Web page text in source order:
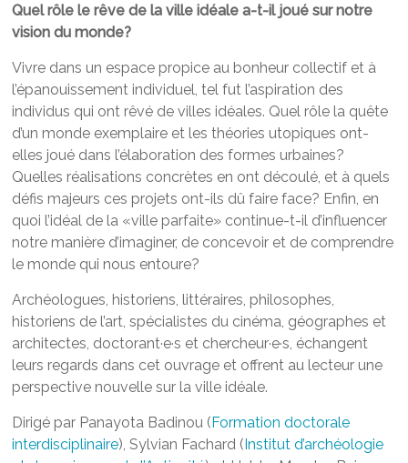
Quel rôle le rêve de la ville idéale a-t-il joué sur notre
vision du monde?
Vivre dans un espace propice au bonheur collectif et à
l’épanouissement individuel, tel fut l’aspiration des
individus qui ont rêvé de villes idéales. Quel rôle la quête
d’un monde exemplaire et les théories utopiques ont-
elles joué dans l’élaboration des formes urbaines?
Quelles réalisations concrètes en ont découlé, et à quels
défis majeurs ces projets ont-ils dû faire face? Enfin, en
quoi l’idéal de la «ville parfaite» continue-t-il d’influencer
notre manière d’imaginer, de concevoir et de comprendre
le monde qui nous entoure?
Archéologues, historiens, littéraires, philosophes,
historiens de l’art, spécialistes du cinéma, géographes et
architectes, doctorant·e·s et chercheur·e·s, échangent
leurs regards dans cet ouvrage et offrent au lecteur une
perspective nouvelle sur la ville idéale.
Dirigé par Panayota Badinou (Formation doctorale
interdisciplinaire), Sylvian Fachard (Institut d’archéologie